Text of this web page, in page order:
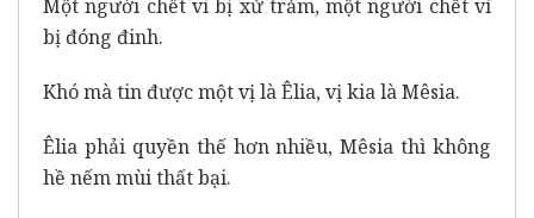
Một người chết vì bị xử trảm, một người chết vì
bị đóng đinh.
Khó mà tin được một vị là Êlia, vị kia là Mêsia.
Êlia phải quyền thế hơn nhiều, Mêsia thì không
hề nếm mùi thất bại.